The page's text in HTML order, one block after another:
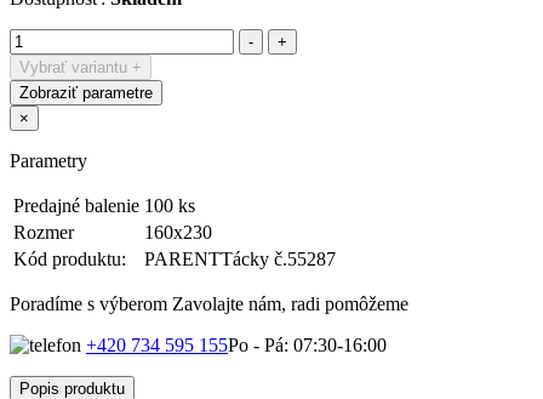
Vybrať variantu +
Zobraziť parametre
×
Parametry
Predajné balenie 100 ks
Rozmer
160x230
Kód produktu:
PARENTTácky č.55287
Poradíme s výberom Zavolajte nám, radi pomôžeme
+420 734 595 155Po - Pá: 07:30-16:00
Popis produktu